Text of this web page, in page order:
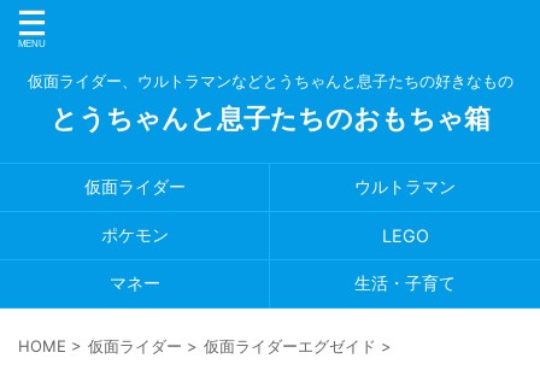
仮面ライダー、ウルトラマンなどとうちゃんと息子たちの好きなもの
とうちゃんと息子たちのおもちゃ箱
仮面ライダー ウルトラマン
ポケモン LEGO
マネー 生活・子育て
HOME > 仮面ライダー > 仮面ライダーエグゼイド >